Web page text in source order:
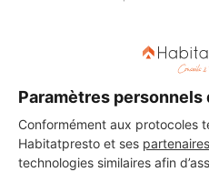
Paramètres personnels
Conformément aux protocoles
Habitatpresto et ses partenaires
technologies similaires afin
Vous souhaitez réaliser des
choisir ? Demandez des devis
professionnels